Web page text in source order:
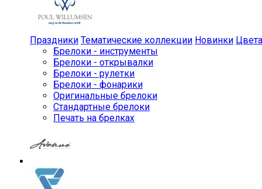
Праздники Тематические коллекции Новинки Цвета
Брелоки - инструменты
Брелоки - открывалки
Брелоки - рулетки
Брелоки - фонарики
Оригинальные брелоки
Стандартные брелоки
Печать на брелках